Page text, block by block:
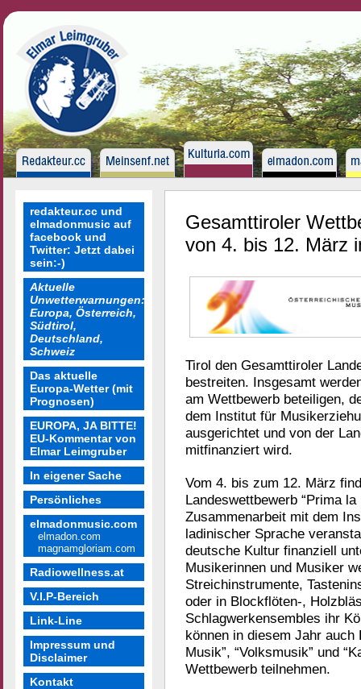
redakteur.cc und
elmadonmusic auf
facebook und
Twitter: Jetzt dabei
sein:-)
Aktuelle
Unwetterwarnungen:
Europa, Österreich,
Südtirol,
Deutschland,
Schweiz
Das aktuelle
Europa-Wetter (mit
Prognosen)
EUROPA, JA BITTE!
EU-Kommentar von
Elmar Leimgruber
In eigener Sache
Persönliches
elmadonmusic.com
elmadon.com
magnamgloriam.com
Radiowellness.at
V.I.P-Bereich
Link-Line
Impressum und
Disclaimer
Kontakt
Gesamttiroler
von 4. bis 12. März
Tirol den Gesamttiroler
bestreiten. Insgesamt
am Wettbewerb beteiligen,
dem Institut für
ausgerichtet und von der
mitfinanziert wird.
Vom 4. bis zum 12. März
Landeswettbewerb “Prima
Zusammenarbeit mit dem
ladinischer Sprache
deutsche Kultur finanziell
Musikerinnen und Musiker
Streichinstrumente,
oder in Blockflöten-,
Schlagwerkensembles ihr
können in diesem Jahr auch
Musik”, “Volksmusik” und
Wettbewerb teilnehmen.